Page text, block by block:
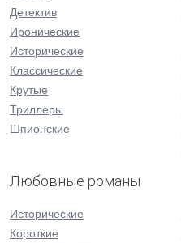
Детектив
Иронические
Исторические
Классические
Крутые
Триллеры
Шпионские
Любовные романы
Исторические
Короткие